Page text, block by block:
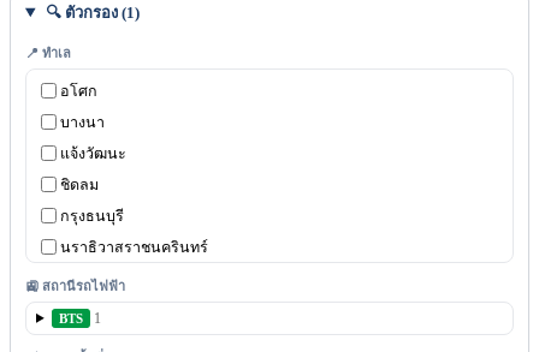
🔍 ตัวกรอง (1)
📍 ทำเล
อโศก
บางนา
แจ้งวัฒนะ
ชิดลม
กรุงธนบุรี
นราธิวาสราชนครินทร์
เพชรบุรีตัดใหม่
พหลโยธิน
พญาไท
🚉 สถานีรถไฟฟ้า
BTS 1